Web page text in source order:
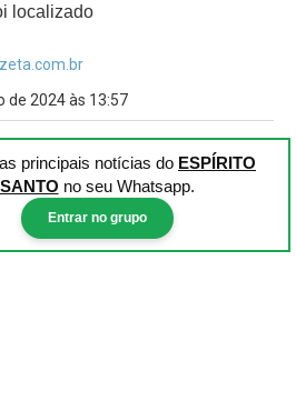
localizado
de 2024 às 13:57
principais notícias do ESPÍRITO
SANTO no seu Whatsapp.
Entrar no grupo